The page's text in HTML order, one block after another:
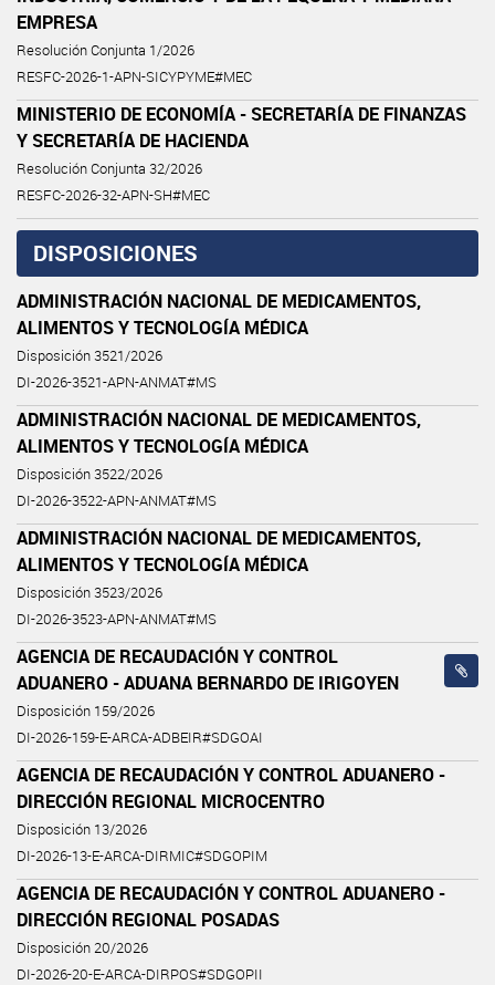
EMPRESA
Resolución Conjunta 1/2026
RESFC-2026-1-APN-SICYPYME#MEC
MINISTERIO DE ECONOMÍA - SECRETARÍA DE FINANZAS
Y SECRETARÍA DE HACIENDA
Resolución Conjunta 32/2026
RESFC-2026-32-APN-SH#MEC
DISPOSICIONES
ADMINISTRACIÓN NACIONAL DE MEDICAMENTOS,
ALIMENTOS Y TECNOLOGÍA MÉDICA
Disposición 3521/2026
DI-2026-3521-APN-ANMAT#MS
ADMINISTRACIÓN NACIONAL DE MEDICAMENTOS,
ALIMENTOS Y TECNOLOGÍA MÉDICA
Disposición 3522/2026
DI-2026-3522-APN-ANMAT#MS
ADMINISTRACIÓN NACIONAL DE MEDICAMENTOS,
ALIMENTOS Y TECNOLOGÍA MÉDICA
Disposición 3523/2026
DI-2026-3523-APN-ANMAT#MS
AGENCIA DE RECAUDACIÓN Y CONTROL
ADUANERO - ADUANA BERNARDO DE IRIGOYEN
Disposición 159/2026
DI-2026-159-E-ARCA-ADBEIR#SDGOAI
AGENCIA DE RECAUDACIÓN Y CONTROL ADUANERO -
DIRECCIÓN REGIONAL MICROCENTRO
Disposición 13/2026
DI-2026-13-E-ARCA-DIRMIC#SDGOPIM
AGENCIA DE RECAUDACIÓN Y CONTROL ADUANERO -
DIRECCIÓN REGIONAL POSADAS
Disposición 20/2026
DI-2026-20-E-ARCA-DIRPOS#SDGOPII